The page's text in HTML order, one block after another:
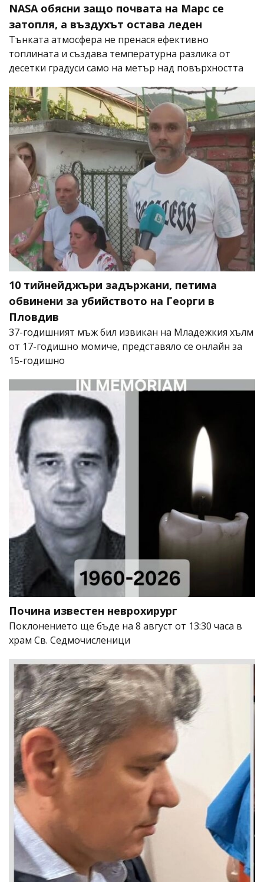
NASA обясни защо почвата на Марс се
затопля, а въздухът остава леден
Тънката атмосфера не пренася ефективно
топлината и създава температурна разлика от
десетки градуси само на метър над повърхността
10 тийнейджъри задържани, петима
обвинени за убийството на Георги в
Пловдив
37-годишният мъж бил извикан на Младежкия хълм
от 17-годишно момиче, представяло се онлайн за
15-годишно
Почина известен неврохирург
Поклонението ще бъде на 8 август от 13:30 часа в
храм Св. Седмочисленици